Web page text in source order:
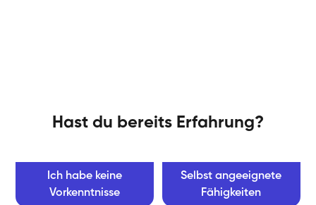
Hast du bereits Erfahrung?
Ich habe keine
Vorkenntnisse
Selbst angeeignete
Fähigkeiten